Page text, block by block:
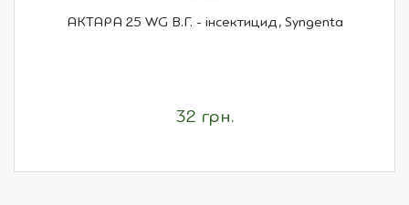
АКТАРА 25 WG В.Г. - інсектицид, Syngenta
32 грн.